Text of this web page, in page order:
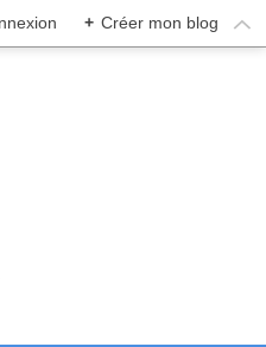
+ Créer mon blog